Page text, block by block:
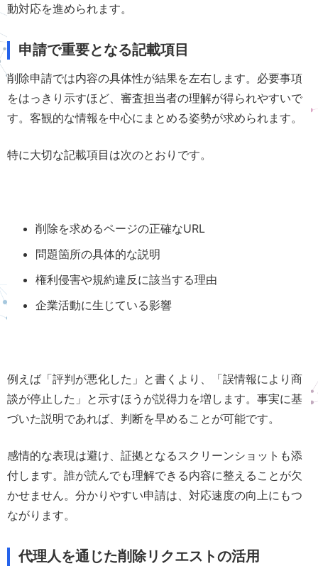
動対応を進められます。
申請で重要となる記載項目
削除申請では内容の具体性が結果を左右します。必要事項
をはっきり示すほど、審査担当者の理解が得られやすいで
す。客観的な情報を中心にまとめる姿勢が求められます。
特に大切な記載項目は次のとおりです。
削除を求めるページの正確なURL
問題箇所の具体的な説明
権利侵害や規約違反に該当する理由
企業活動に生じている影響
例えば「評判が悪化した」と書くより、「誤情報により商
談が停止した」と示すほうが説得力を増します。事実に基
づいた説明であれば、判断を早めることが可能です。
感情的な表現は避け、証拠となるスクリーンショットも添
付します。誰が読んでも理解できる内容に整えることが欠
かせません。分かりやすい申請は、対応速度の向上にもつ
ながります。
代理人を通じた削除リクエストの活用